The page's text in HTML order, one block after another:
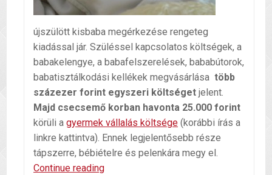
újszülött kisbaba megérkezése rengeteg
kiadással jár. Szüléssel kapcsolatos költségek, a
babakelengye, a babafelszerelések, bababútorok,
babatisztálkodási kellékek megvásárlása több
százezer forint egyszeri költséget jelent.
Majd csecsemő korban havonta 25.000 forint
körüli a gyermek vállalás költsége (korábbi írás a
linkre kattintva). Ennek legjelentősebb része
tápszerre, bébiételre és pelenkára megy el.
Continue readingMiből